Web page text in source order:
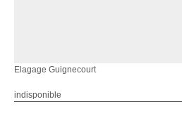
Elagage Guignecourt
indisponible